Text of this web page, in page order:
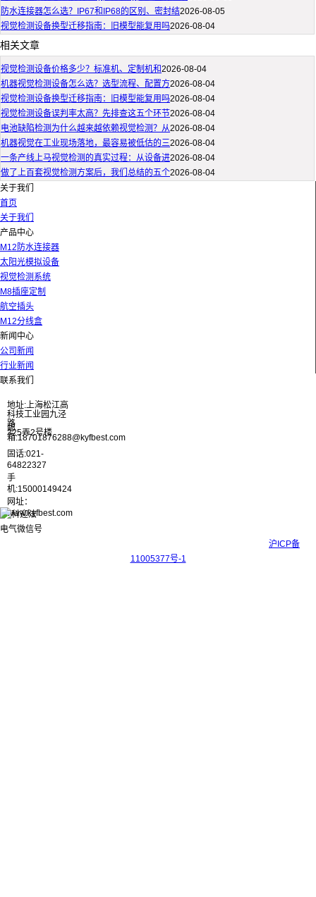
防水连接器怎么选？IP67和IP68的区别、密封结2026-08-05
视觉检测设备换型迁移指南：旧模型能复用吗2026-08-04
相关文章
视觉检测设备价格多少？标准机、定制机和2026-08-04
机器视觉检测设备怎么选？选型流程、配置方2026-08-04
视觉检测设备换型迁移指南：旧模型能复用吗2026-08-04
视觉检测设备误判率太高？先排查这五个环节2026-08-04
电池缺陷检测为什么越来越依赖视觉检测？从2026-08-04
机器视觉在工业现场落地，最容易被低估的三2026-08-04
一条产线上马视觉检测的真实过程：从设备进2026-08-04
做了上百套视觉检测方案后，我们总结的五个2026-08-04
关于我们
首页
关于我们
产品中心
M12防水连接器
太阳光模拟设备
视觉检测系统
M8插座定制
航空插头
M12分线盒
新闻中心
公司新闻
行业新闻
联系我们
地址:上海松江高
科技工业园九泾
路
325弄2号楼
邮
箱:18701876288@kyfbest.com
固话:021-
64822327
手
机:15000149424
网址：
www.kyfbest.com
沪ICP备
11005377号-1